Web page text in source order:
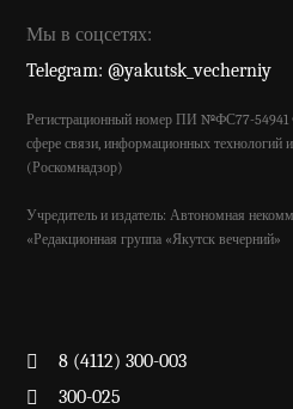
Мы в соцсетях:
Telegram: @yakutsk_vecherniy
Регистрационный номер ПИ №ФС77-54941
сфере связи, информационных технологий
(Роскомнадзор)
Учредитель и издатель: Автономная
«Редакционная группа «Якутск вечерний»
8 (4112) 300-003
300-025